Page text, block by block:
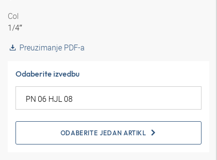
Col
1/4″
Preuzimanje PDF-a
Odaberite izvedbu
ODABERITE JEDAN ARTIKL